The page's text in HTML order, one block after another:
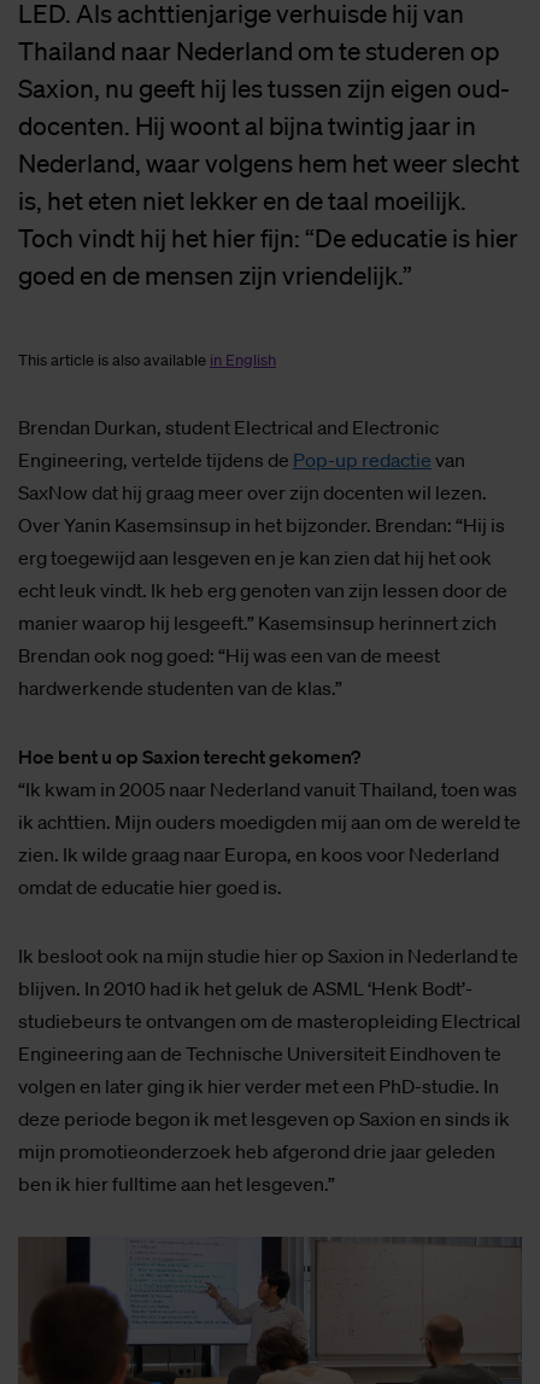
LED. Als achttienjarige verhuisde hij van
Thailand naar Nederland om te studeren op
Saxion, nu geeft hij les tussen zijn eigen oud-
docenten. Hij woont al bijna twintig jaar in
Nederland, waar volgens hem het weer slecht
is, het eten niet lekker en de taal moeilijk.
Toch vindt hij het hier fijn: “De educatie is hier
goed en de mensen zijn vriendelijk.”
This article is also available in English
Brendan Durkan, student Electrical and Electronic
Engineering, vertelde tijdens de Pop-up redactie van
SaxNow dat hij graag meer over zijn docenten wil lezen.
Over Yanin Kasemsinsup in het bijzonder. Brendan: “Hij is
erg toegewijd aan lesgeven en je kan zien dat hij het ook
echt leuk vindt. Ik heb erg genoten van zijn lessen door de
manier waarop hij lesgeeft.” Kasemsinsup herinnert zich
Brendan ook nog goed: “Hij was een van de meest
hardwerkende studenten van de klas.”
Hoe bent u op Saxion terecht gekomen?
“Ik kwam in 2005 naar Nederland vanuit Thailand, toen was
ik achttien. Mijn ouders moedigden mij aan om de wereld te
zien. Ik wilde graag naar Europa, en koos voor Nederland
omdat de educatie hier goed is.
Ik besloot ook na mijn studie hier op Saxion in Nederland te
blijven. In 2010 had ik het geluk de ASML ‘Henk Bodt’-
studiebeurs te ontvangen om de masteropleiding Electrical
Engineering aan de Technische Universiteit Eindhoven te
volgen en later ging ik hier verder met een PhD-studie. In
deze periode begon ik met lesgeven op Saxion en sinds ik
mijn promotieonderzoek heb afgerond drie jaar geleden
ben ik hier fulltime aan het lesgeven.”